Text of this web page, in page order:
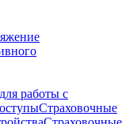
работы с
Страховочные